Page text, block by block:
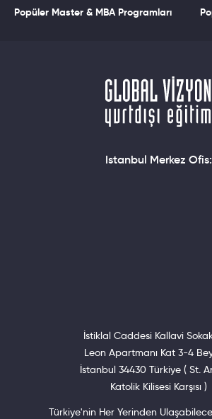
Popüler Master & MBA Programları
Istanbul Merkez Ofis:
İstiklal Caddesi Kallavi
Leon Apartmanı Kat 3-4
İstanbul 34430 Türkiye ( St.
Katolik Kilisesi Karşısı )
Türkiye'nin Her Yerinden